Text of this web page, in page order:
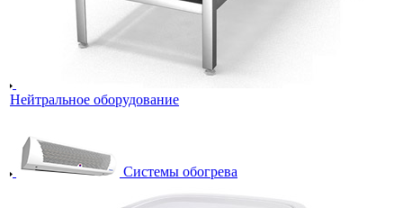
Нейтральное оборудование
Системы обогрева